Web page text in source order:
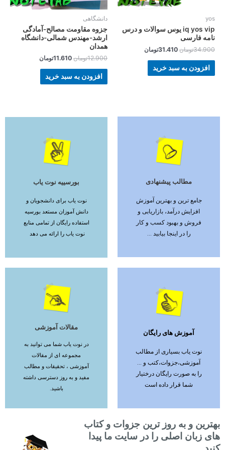
yos
iq yos vip یوس سوالات و درس
نامه فارسی
34.900تومان 31.410تومان
افزودن به سبد خرید
دانشگاهی
جزوه مقاومت مصالح-آمادگی
ارشد-مهندس شمالی-دانشگاه
همدان
12.900تومان 11.610تومان
افزودن به سبد خرید
مطالب پیشنهادی
جامع ترین و بهترین آموزش
افزایش درآمد، بازاریابی و
فروش و بهبود کسب و کار
را در اینجا بیابید ...
ادامه مطلب بورسییه نوت یاب
نوت یاب برای دانشجویان و
دانش آموزان مستعد بورسیه
استفاده رایگان از تمامی منابع
نوت یاب را ارائه می دهد
ادامه مطلب
آموزش های رایگان
نوت یاب بسیاری از مطالب
آموزشی،جزوات،کتب و ...
را به صورت رایگان درختیار
شما قرار داده است
ادامه مطلب
مقالات آموزشی
در نوت یاب شما می توانید به
مجموعه ای از مقالات
آموزشی ، تحقیقات و مطالب
مفید و به روز دسترسی داشته
باشید.
بهترین و به روز ترین جزوات و کتاب
های زبان اصلی را در سایت ما پیدا